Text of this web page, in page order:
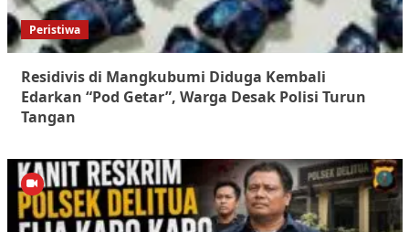
Peristiwa
Residivis di Mangkubumi Diduga Kembali
Edarkan “Pod Getar”, Warga Desak Polisi Turun
Tangan